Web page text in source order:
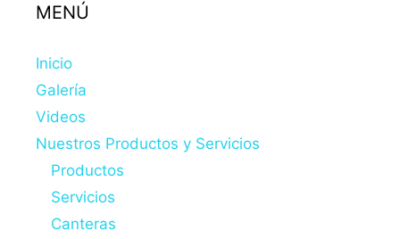
MENÚ
Inicio
Galería
Videos
Nuestros Productos y Servicios
Productos
Servicios
Canteras